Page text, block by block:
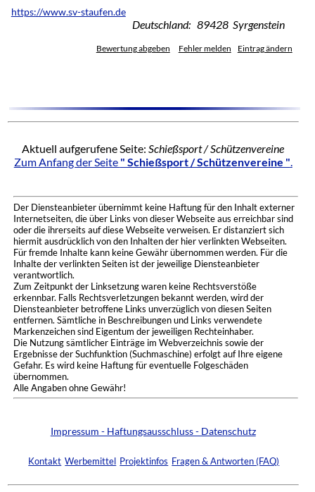
https://www.sv-staufen.de
Deutschland: 89428 Syrgenstein
Bewertung abgeben Fehler melden Eintrag ändern
Aktuell aufgerufene Seite: Schießsport / Schützenvereine
Zum Anfang der Seite " Schießsport / Schützenvereine "
Der Diensteanbieter übernimmt keine Haftung für den Inhalt externer
Internetseiten, die über Links von dieser Webseite aus erreichbar sind
oder die ihrerseits auf diese Webseite verweisen. Er distanziert sich
hiermit ausdrücklich von den Inhalten der hier verlinkten Webseiten.
Für fremde Inhalte kann keine Gewähr übernommen werden. Für die
Inhalte der verlinkten Seiten ist der jeweilige Diensteanbieter
verantwortlich.
Zum Zeitpunkt der Linksetzung waren keine Rechtsverstöße
erkennbar. Falls Rechtsverletzungen bekannt werden, wird der
Diensteanbieter betroffene Links unverzüglich von diesen Seiten
entfernen. Sämtliche in Beschreibungen und Links verwendete
Markenzeichen sind Eigentum der jeweiligen Rechteinhaber.
Die Nutzung sämtlicher Einträge im Webverzeichnis sowie der
Ergebnisse der Suchfunktion (Suchmaschine) erfolgt auf Ihre eigene
Gefahr. Es wird keine Haftung für eventuelle Folgeschäden
übernommen.
Alle Angaben ohne Gewähr!
Impressum - Haftungsausschluss - Datenschutz
Kontakt Werbemittel Projektinfos Fragen & Antworten (FAQ)